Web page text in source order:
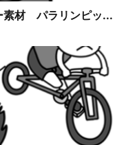
素材 パラリンピッ...